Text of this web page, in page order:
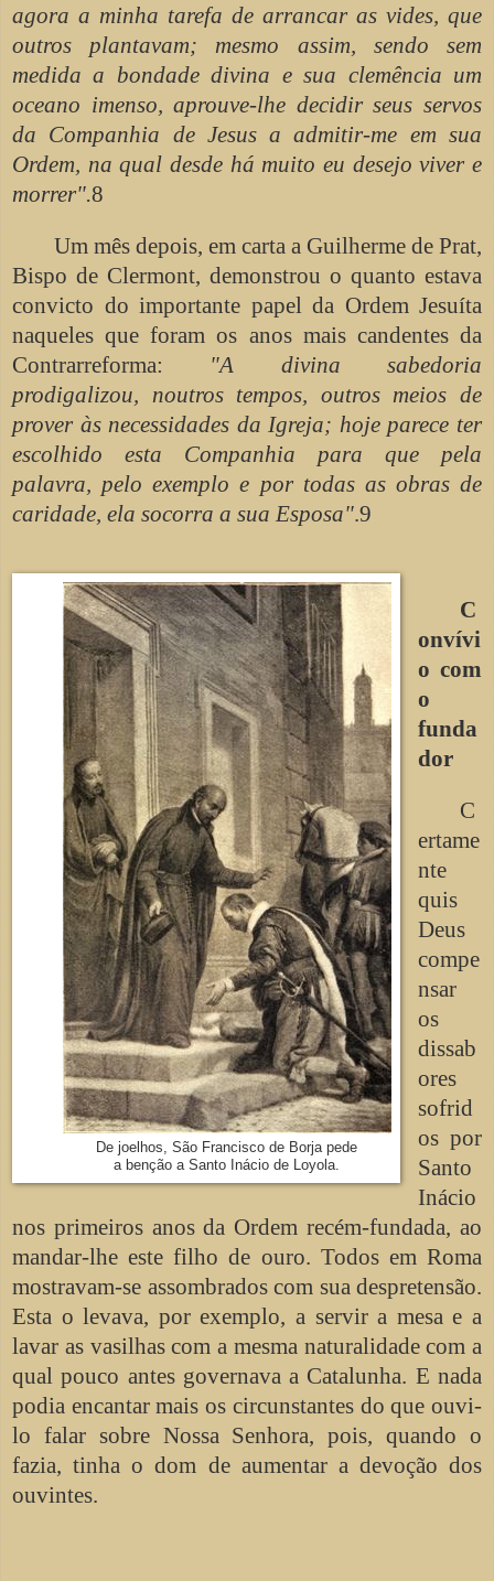
agora a minha tarefa de arrancar as vides, que
outros plantavam; mesmo assim, sendo sem
medida a bondade divina e sua clemência um
oceano imenso, aprouve-lhe decidir seus servos
da Companhia de Jesus a admitir-me em sua
Ordem, na qual desde há muito eu desejo viver e
morrer".8
Um mês depois, em carta a Guilherme de Prat,
Bispo de Clermont, demonstrou o quanto estava
convicto do importante papel da Ordem Jesuíta
naqueles que foram os anos mais candentes da
Contrarreforma: "A divina sabedoria
prodigalizou, noutros tempos, outros meios de
prover às necessidades da Igreja; hoje parece ter
escolhido esta Companhia para que pela
palavra, pelo exemplo e por todas as obras de
caridade, ela socorra a sua Esposa".9
De joelhos, São Francisco de Borja pede
a benção a Santo Inácio de Loyola.
C
onvívi
o com
o
funda
dor
C
ertame
nte
quis
Deus
compe
nsar
os
dissab
ores
sofrid
os por
Santo
Inácio
nos primeiros anos da Ordem recém-fundada, ao
mandar-lhe este filho de ouro. Todos em Roma
mostravam-se assombrados com sua despretensão.
Esta o levava, por exemplo, a servir a mesa e a
lavar as vasilhas com a mesma naturalidade com a
qual pouco antes governava a Catalunha. E nada
podia encantar mais os circunstantes do que ouvi-
lo falar sobre Nossa Senhora, pois, quando o
fazia, tinha o dom de aumentar a devoção dos
ouvintes.